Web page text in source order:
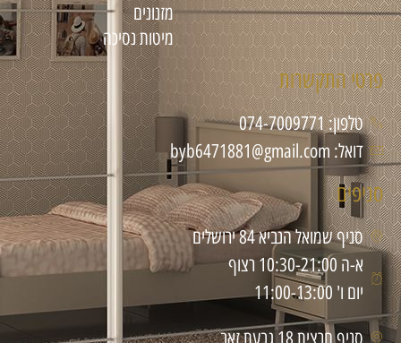
מזנונים
מיטות נסיכה
פרטי התקשרות
טלפון: 074-7009771
דואל: byb6471881@gmail.com
סניפים
סניף שמואל הנביא 84 ירושלים
א-ה 10:30-21:00 רצוף
יום ו' 11:00-13:00
סניף חרצית 18 גבעת זאב